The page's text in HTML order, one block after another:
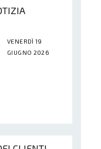
VENERDÌ 19
GIUGNO 2026